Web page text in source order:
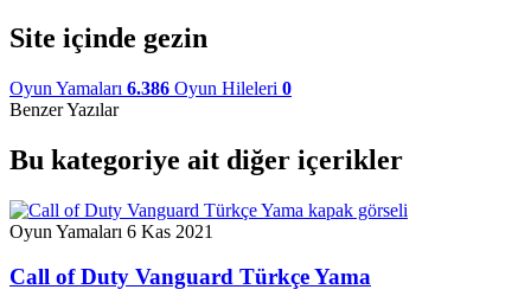
Site içinde gezin
Oyun Yamaları 6.386 Oyun Hileleri 0
Benzer Yazılar
Bu kategoriye ait diğer içerikler
Oyun Yamaları 6 Kas 2021
Call of Duty Vanguard Türkçe Yama